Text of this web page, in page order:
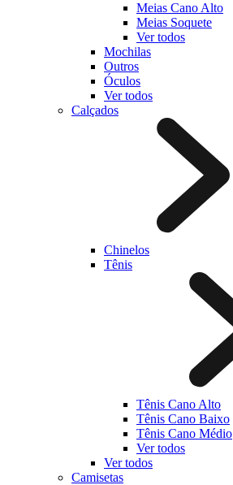
Meias Cano Alto
Meias Soquete
Ver todos
Mochilas
Outros
Óculos
Ver todos
Calçados
Chinelos
Tênis
Tênis Cano Alto
Tênis Cano Baixo
Tênis Cano Médio
Ver todos
Ver todos
Camisetas